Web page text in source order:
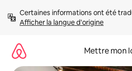
directement
Afficher la langue d'origine
Mettre mon